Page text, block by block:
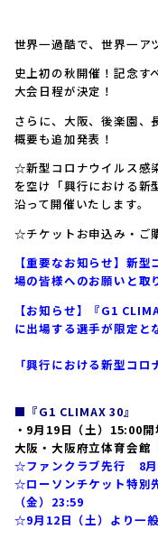
世界一過酷で、世界一ア
史上初の秋開催！記念す
大会日程が決定！
さらに、大阪、後楽園、
概要も追加発表！
☆新型コロナウイルス感
を空け「興行における新
沿って開催いたします。
☆チケットお申込み・ご
【重要なお知らせ】新
場の皆様へのお願いと
【お知らせ】『G1
に出場する選手が限定と
「興行における新型コ
■『G1 CLIMAX 30』
・9月19日（土）15:00
大阪・大阪府立体育会館
☆ファンクラブ先行 8月
☆ローソンチケット特別
（金）23:59
☆9月12日（土）より一